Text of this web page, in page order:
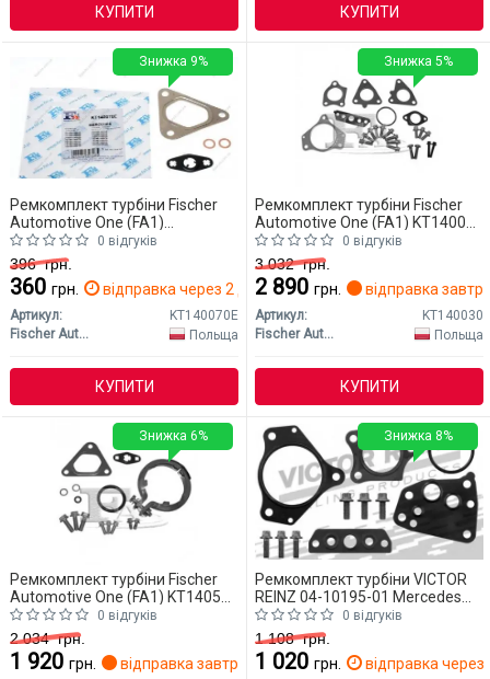
КУПИТИ КУПИТИ
Ремкомплект турбіни Fischer
Automotive One (FA1)
KT140070E Mercedes W203
(CLASS-C)
0 відгуків
396грн.
360 грн. відправка через 2 дн.
Артикул:
KT140070E
Fischer Automotive One (FA1)
Польща
КУПИТИ
Знижка 9%
Ремкомплект турбіни Fischer
Automotive One (FA1) KT140030
Mercedes W203 (CLASS-C)
0 відгуків
3 032грн.
2 890 грн. відправка
Артикул:
KT140030
Fischer Automotive One (FA1)
Польща
КУПИТИ
Знижка 5%
Ремкомплект турбіни Fischer
Automotive One (FA1) KT140540
Mercedes W203 (CLASS-C)
0 відгуків
2 034грн.
1 920 грн. відправка завтра
Знижка 6%
Ремкомплект турбіни VICTOR
REINZ 04-10195-01 Mercedes
W203 (CLASS-C)0 відгуків
1 108грн.
1 020 грн. відправка через
Знижка 8%